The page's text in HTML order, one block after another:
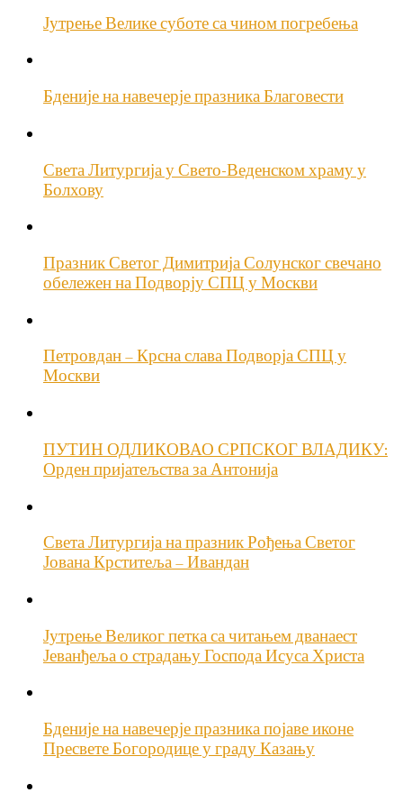
Јутрење Велике суботе са чином погребења
Бденије на навечерје празника Благовести
Света Литургија у Свето-Веденском храму у
Болхову
Празник Светог Димитрија Солунског свечано
обележен на Подворју СПЦ у Москви
Петровдан – Крсна слава Подворја СПЦ у
Москви
ПУТИН ОДЛИКОВАО СРПСКОГ ВЛАДИКУ:
Орден пријатељства за Антонија
Света Литургија на празник Рођења Светог
Јована Крститеља – Ивандан
Јутрење Великог петка са читањем дванаест
Јеванђеља о страдању Господа Исуса Христа
Бденије на навечерје празника појаве иконе
Пресвете Богородице у граду Казању